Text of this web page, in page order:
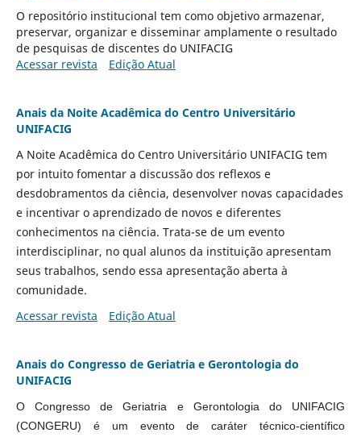
O repositório institucional tem como objetivo armazenar,
preservar, organizar e disseminar amplamente o resultado
de pesquisas de discentes do UNIFACIG
Acessar revista
Edição Atual
Anais da Noite Acadêmica do Centro Universitário
UNIFACIG
A Noite Acadêmica do Centro Universitário UNIFACIG tem
por intuito fomentar a discussão dos reflexos e
desdobramentos da ciência, desenvolver novas capacidades
e incentivar o aprendizado de novos e diferentes
conhecimentos na ciência. Trata-se de um evento
interdisciplinar, no qual alunos da instituição apresentam
seus trabalhos, sendo essa apresentação aberta à
comunidade.
Acessar revista
Edição Atual
Anais do Congresso de Geriatria e Gerontologia do
UNIFACIG
O Congresso de Geriatria e Gerontologia do UNIFACIG
(CONGERU) é um evento de caráter técnico-científico